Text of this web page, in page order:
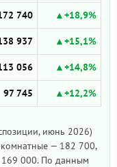
740 +18,9%
937 +15,1%
056 +14,8%
97 745 +12,2%
июнь 2026)
— 182 700,
000. По данным